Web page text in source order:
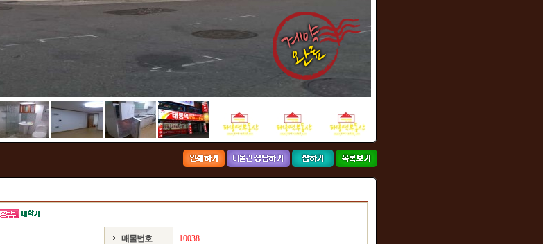
매물번호 10038